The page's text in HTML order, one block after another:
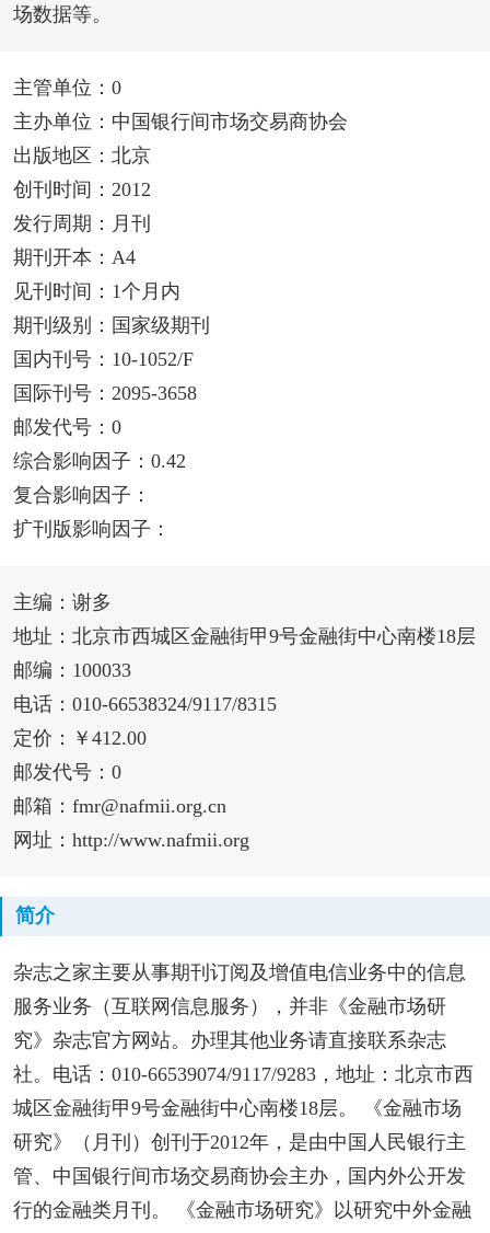
场数据等。
主管单位：0
主办单位：中国银行间市场交易商协会
出版地区：北京
创刊时间：2012
发行周期：月刊
期刊开本：A4
见刊时间：1个月内
期刊级别：国家级期刊
国内刊号：10-1052/F
国际刊号：2095-3658
邮发代号：0
综合影响因子：0.42
复合影响因子：
扩刊版影响因子：
主编：谢多
地址：北京市西城区金融街甲9号金融街中心南楼18层
邮编：100033
电话：010-66538324/9117/8315
定价：￥412.00
邮发代号：0
邮箱：fmr@nafmii.org.cn
网址：http://www.nafmii.org
简介
杂志之家主要从事期刊订阅及增值电信业务中的信息
服务业务（互联网信息服务），并非《金融市场研
究》杂志官方网站。办理其他业务请直接联系杂志
社。电话：010-66539074/9117/9283，地址：北京市西
城区金融街甲9号金融街中心南楼18层。 《金融市场
研究》（月刊）创刊于2012年，是由中国人民银行主
管、中国银行间市场交易商协会主办，国内外公开发
行的金融类月刊。 《金融市场研究》以研究中外金融